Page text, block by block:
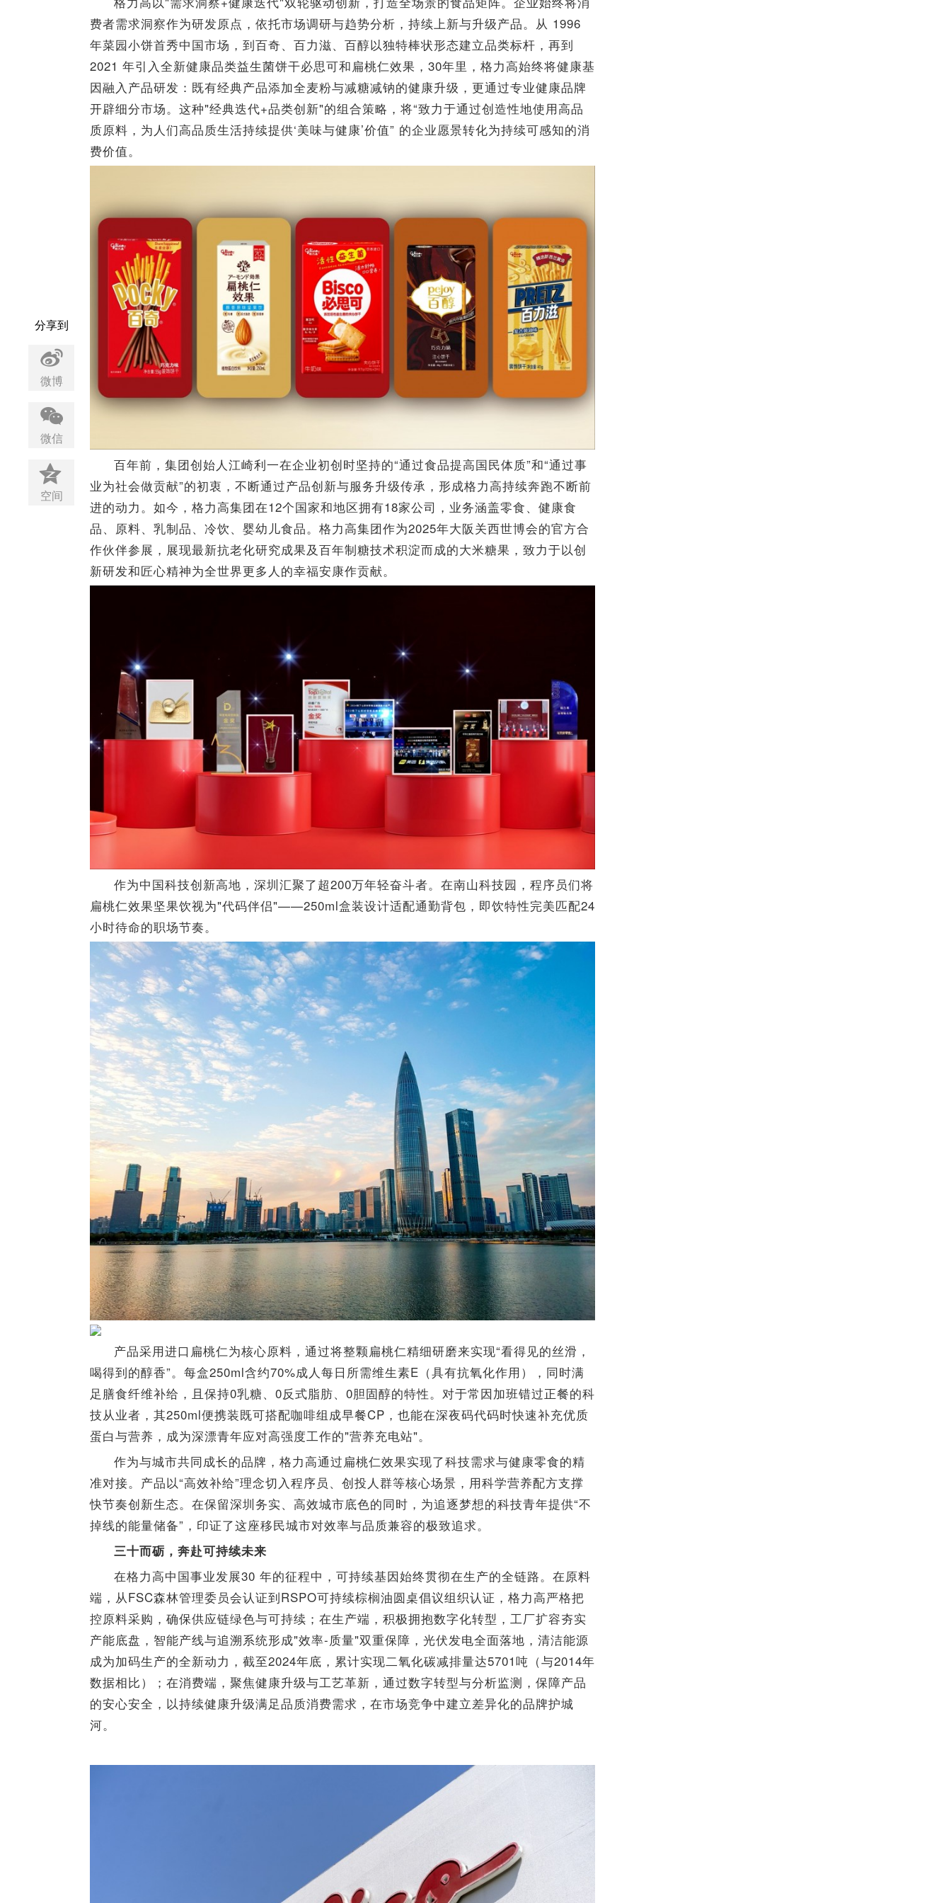
费者需求洞察作为研发原点，依托市场调研与趋势分析，持续上新与升级产品。从 1996
年菜园小饼首秀中国市场，到百奇、百力滋、百醇以独特棒状形态建立品类标杆，再到
2021 年引入全新健康品类益生菌饼干必思可和扁桃仁效果，30年里，格力高始终将健康基
因融入产品研发：既有经典产品添加全麦粉与减糖减钠的健康升级，更通过专业健康品牌
开辟细分市场。这种"经典迭代+品类创新"的组合策略，将“致力于通过创造性地使用高品
质原料，为人们高品质生活持续提供‘美味与健康’价值” 的企业愿景转化为持续可感知的消
费价值。
百年前，集团创始人江崎利一在企业初创时坚持的“通过食品提高国民体质”和“通过事
业为社会做贡献”的初衷，不断通过产品创新与服务升级传承，形成格力高持续奔跑不断前
进的动力。如今，格力高集团在12个国家和地区拥有18家公司，业务涵盖零食、健康食
品、原料、乳制品、冷饮、婴幼儿食品。格力高集团作为2025年大阪关西世博会的官方合
作伙伴参展，展现最新抗老化研究成果及百年制糖技术积淀而成的大米糖果，致力于以创
新研发和匠心精神为全世界更多人的幸福安康作贡献。
作为中国科技创新高地，深圳汇聚了超200万年轻奋斗者。在南山科技园，程序员们将
扁桃仁效果坚果饮视为"代码伴侣"——250ml盒装设计适配通勤背包，即饮特性完美匹配24
小时待命的职场节奏。
产品采用进口扁桃仁为核心原料，通过将整颗扁桃仁精细研磨来实现“看得见的丝滑，
喝得到的醇香”。每盒250ml含约70%成人每日所需维生素E（具有抗氧化作用），同时满
足膳食纤维补给，且保持0乳糖、0反式脂肪、0胆固醇的特性。对于常因加班错过正餐的科
技从业者，其250ml便携装既可搭配咖啡组成早餐CP，也能在深夜码代码时快速补充优质
蛋白与营养，成为深漂青年应对高强度工作的"营养充电站"。
作为与城市共同成长的品牌，格力高通过扁桃仁效果实现了科技需求与健康零食的精
准对接。产品以“高效补给”理念切入程序员、创投人群等核心场景，用科学营养配方支撑
快节奏创新生态。在保留深圳务实、高效城市底色的同时，为追逐梦想的科技青年提供“不
掉线的能量储备”，印证了这座移民城市对效率与品质兼容的极致追求。
三十而砺，奔赴可持续未来
在格力高中国事业发展30 年的征程中，可持续基因始终贯彻在生产的全链路。在原料
端，从FSC森林管理委员会认证到RSPO可持续棕榈油圆桌倡议组织认证，格力高严格把
控原料采购，确保供应链绿色与可持续；在生产端，积极拥抱数字化转型，工厂扩容夯实
产能底盘，智能产线与追溯系统形成"效率-质量"双重保障，光伏发电全面落地，清洁能源
成为加码生产的全新动力，截至2024年底，累计实现二氧化碳减排量达5701吨（与2014年
数据相比）；在消费端，聚焦健康升级与工艺革新，通过数字转型与分析监测，保障产品
的安心安全，以持续健康升级满足品质消费需求，在市场竞争中建立差异化的品牌护城
河。
分享到
微博
微信
空间